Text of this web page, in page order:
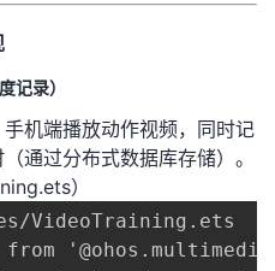
记录）
机端播放动作视频，同时记
通过分布式数据库存储）。
）
VideoTraining.ets